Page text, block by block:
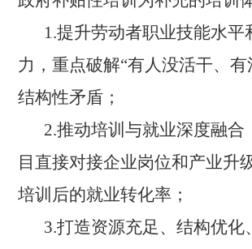
1.提升劳动者职业技能水平
力，重点破解“有人没活干、
结构性矛盾；
2.推动培训与就业深度融合
目直接对接企业岗位和产业升
培训后的就业转化率；
3.打造资源充足、结构优化